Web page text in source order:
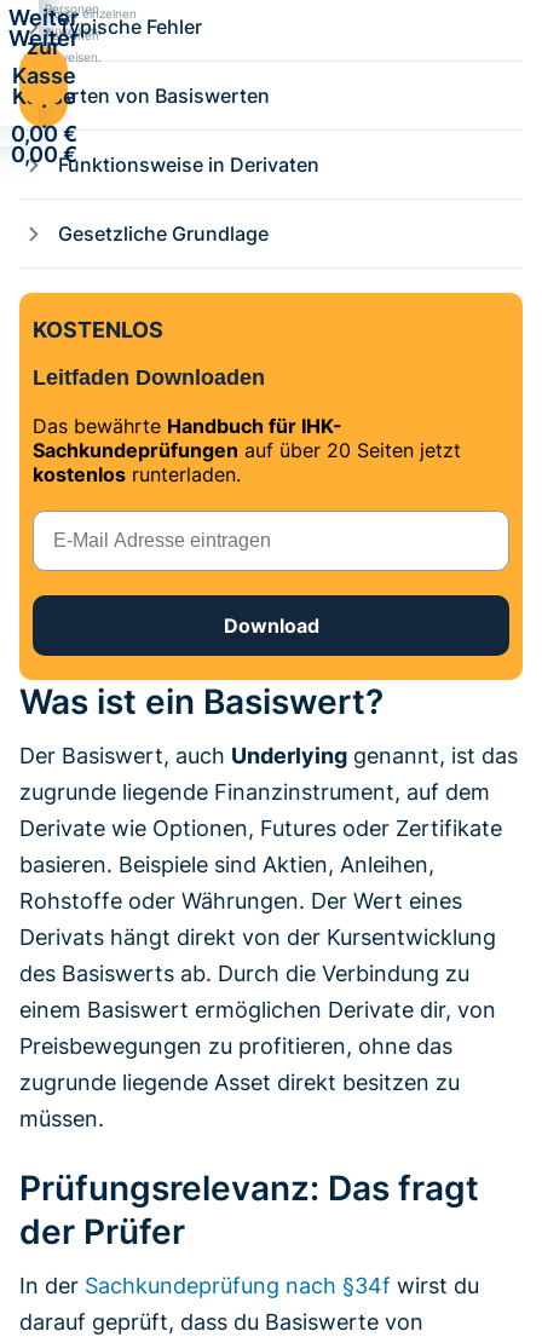
Personen
zuweisen.
Weiter
zur
Kasse
·
0,00 €
Kurse einzelnen
Personen
zuweisen.
Weiter
zur
Kasse
·
0,00 €
Typische Fehler
Arten von Basiswerten
Funktionsweise in Derivaten
Gesetzliche Grundlage
KOSTENLOS
Leitfaden Downloaden
Das bewährte Handbuch für IHK-
Sachkundeprüfungen auf über 20 Seiten jetzt
kostenlos runterladen.
E-Mail
Download
Was ist ein Basiswert?
Der Basiswert, auch Underlying genannt, ist das
zugrunde liegende Finanzinstrument, auf dem
Derivate wie Optionen, Futures oder Zertifikate
basieren. Beispiele sind Aktien, Anleihen,
Rohstoffe oder Währungen. Der Wert eines
Derivats hängt direkt von der Kursentwicklung
des Basiswerts ab. Durch die Verbindung zu
einem Basiswert ermöglichen Derivate dir, von
Preisbewegungen zu profitieren, ohne das
zugrunde liegende Asset direkt besitzen zu
müssen.
Prüfungsrelevanz: Das fragt
der Prüfer
In der Sachkundeprüfung nach §34f wirst du
darauf geprüft, dass du Basiswerte von